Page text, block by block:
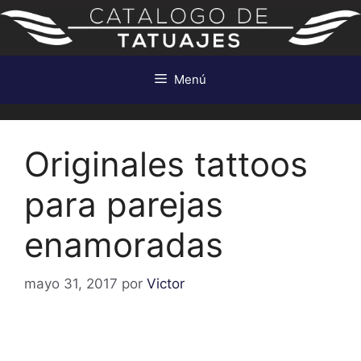
Saltar
contenido
Menú
Originales tattoos
para parejas
enamoradas
mayo 31, 2017 por Victor